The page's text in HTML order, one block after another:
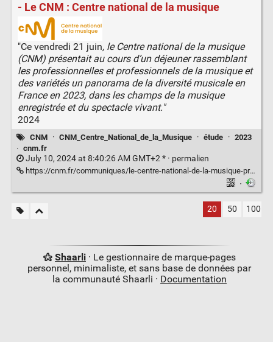
- Le CNM : Centre national de la musique
"Ce vendredi 21 juin, le Centre national de la musique
(CNM) présentait au cours d’un déjeuner rassemblant
les professionnelles et professionnels de la musique et
des variétés un panorama de la diversité musicale en
France en 2023, dans les champs de la musique
enregistrée et du spectacle vivant."
2024
CNM · CNM_Centre_National_de_la_Musique · étude · 2023
· cnm.fr
July 10, 2024 at 8:40:26 AM GMT+2 * · permalien
https://cnm.fr/communiques/le-centre-national-de-la-musique-presente-un-panorama-de-la-diversite-en-france-en-2023/
·
20 50 100
Shaarli· Le gestionnaire de marque-pages
personnel, minimaliste, et sans base de données par
la communauté Shaarli · Documentation